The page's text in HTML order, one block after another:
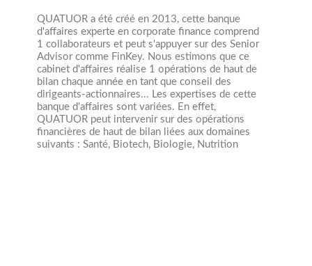
QUATUOR a été créé en 2013, cette banque
d'affaires experte en corporate finance comprend
1 collaborateurs et peut s'appuyer sur des Senior
Advisor comme FinKey. Nous estimons que ce
cabinet d'affaires réalise 1 opérations de haut de
bilan chaque année en tant que conseil des
dirigeants-actionnaires... Les expertises de cette
banque d'affaires sont variées. En effet,
QUATUOR peut intervenir sur des opérations
financières de haut de bilan liées aux domaines
suivants : Santé, Biotech, Biologie, Nutrition